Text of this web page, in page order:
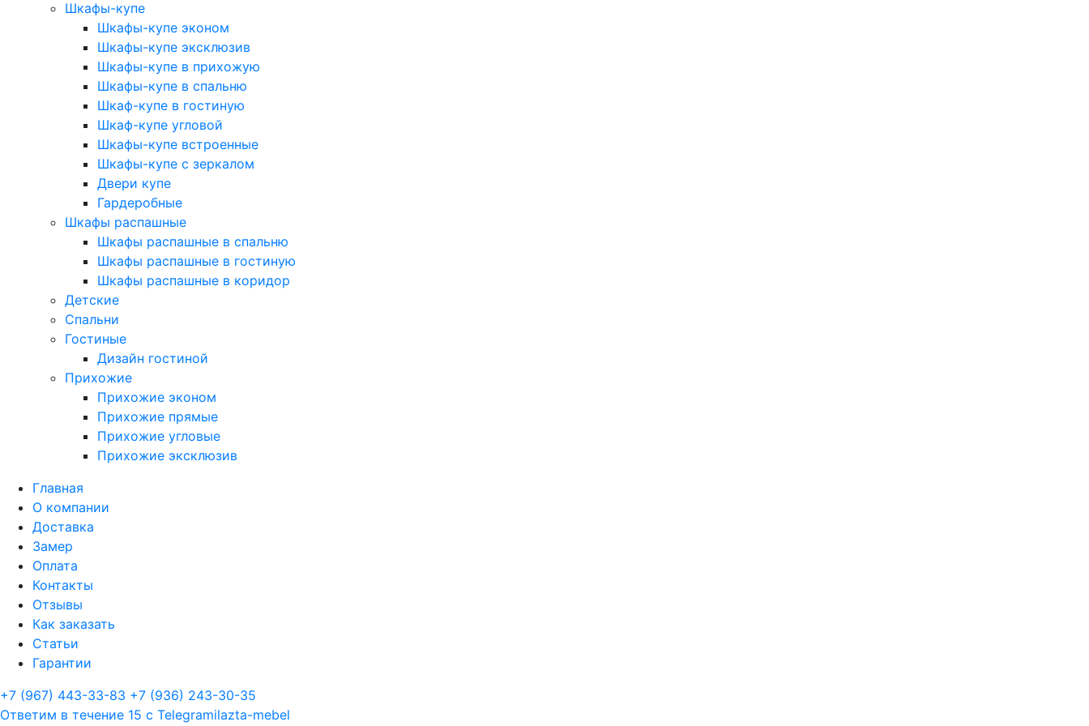
Шкафы-купе
Шкафы-купе эконом
Шкафы-купе эксклюзив
Шкафы-купе в прихожую
Шкафы-купе в спальню
Шкаф-купе в гостиную
Шкаф-купе угловой
Шкафы-купе встроенные
Шкафы-купе с зеркалом
Двери купе
Гардеробные
Шкафы распашные
Шкафы распашные в спальню
Шкафы распашные в гостиную
Шкафы распашные в коридор
Детские
Спальни
Гостиные
Дизайн гостиной
Прихожие
Прихожие эконом
Прихожие прямые
Прихожие угловые
Прихожие эксклюзив
Главная
О компании
Доставка
Замер
Оплата
Контакты
Отзывы
Как заказать
Статьи
Гарантии
+7 (967) 443-33-83 +7 (936) 243-30-35
Ответим в течение 15 с Telegramilazta-mebel